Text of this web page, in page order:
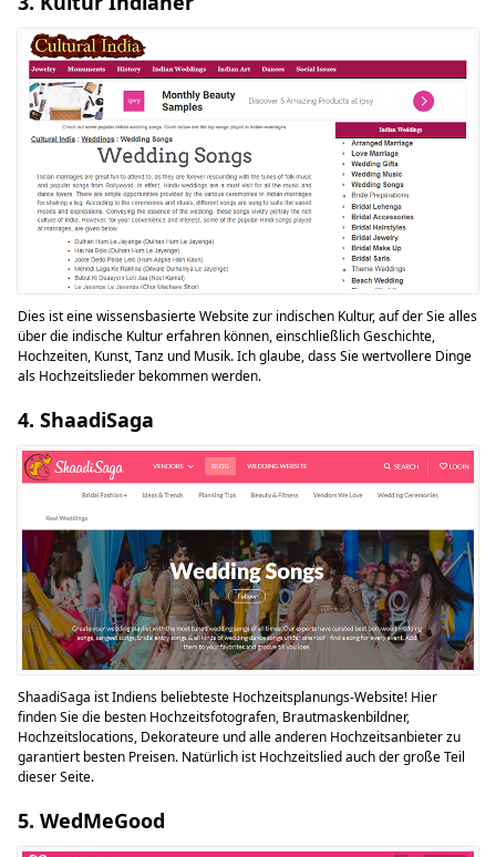
Dies ist eine wissensbasierte Website zur indischen Kultur, auf der Sie alles
über die indische Kultur erfahren können, einschließlich Geschichte,
Hochzeiten, Kunst, Tanz und Musik. Ich glaube, dass Sie wertvollere Dinge
als Hochzeitslieder bekommen werden.
4. ShaadiSaga
ShaadiSaga ist Indiens beliebteste Hochzeitsplanungs-Website! Hier
finden Sie die besten Hochzeitsfotografen, Brautmaskenbildner,
Hochzeitslocations, Dekorateure und alle anderen Hochzeitsanbieter zu
garantiert besten Preisen. Natürlich ist Hochzeitslied auch der große Teil
dieser Seite.
5. WedMeGood